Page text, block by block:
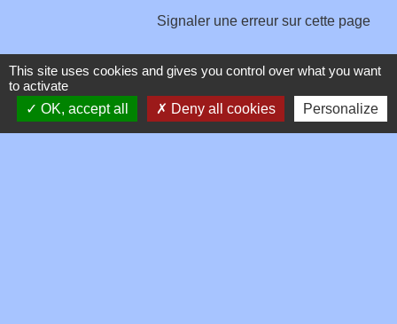
Signaler une erreur sur cette page
Contacts
This site uses cookies and gives you control over what you want
to activate
OK, accept all
Deny all cookies Personalize